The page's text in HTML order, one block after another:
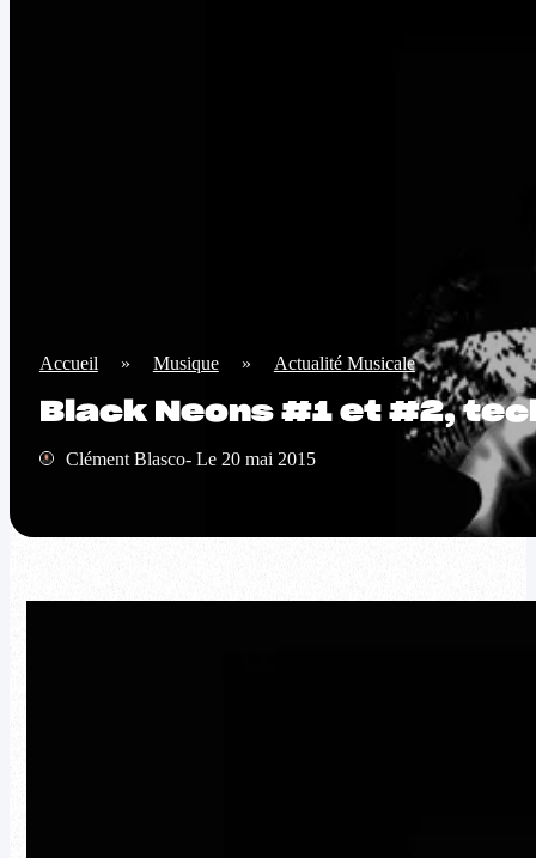
Accueil » Musique » Actualité Musicale
Black Neons #1 et #2,
Clément Blasco- Le 20 mai 2015